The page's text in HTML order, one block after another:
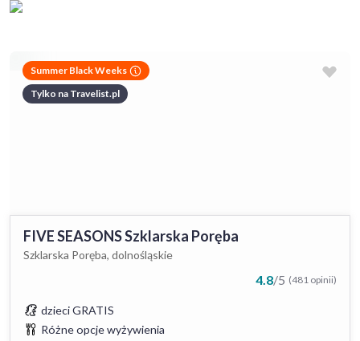
Summer Black Weeks
Tylko na Travelist.pl
FIVE SEASONS Szklarska Poręba
Szklarska Poręba, dolnośląskie
4.8/5 (481 opinii)
dzieci GRATIS
Różne opcje wyżywienia